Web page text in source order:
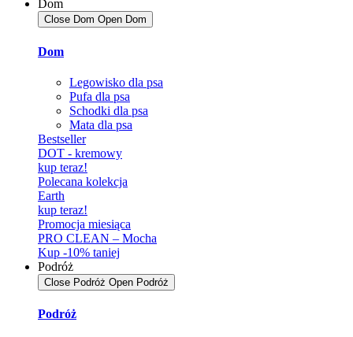
Dom
Close Dom Open Dom
Dom
Legowisko dla psa
Pufa dla psa
Schodki dla psa
Mata dla psa
Bestseller
DOT - kremowy
kup teraz!
Polecana kolekcja
Earth
kup teraz!
Promocja miesiąca
PRO CLEAN – Mocha
Kup -10% taniej
Podróż
Close Podróż Open Podróż
Podróż